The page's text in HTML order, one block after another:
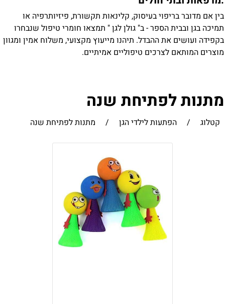
אם מדובר בריפוי בעיסוק, קלינאות תקשורת, פיזיותרפיה או
בגן ובבית הספר - ב" גולן לגן " תמצאו חומרי טיפול שנבחרו
ועושים את ההבדל. תיהנו מייעוץ מקצועי, משלוח אמין ומגוון
המותאם לצרכים טיפוליים אמיתיים.
לפתיחת שנה
קטלוג / הפתעות לילדי הגן / מתנות לפתיחת שנה